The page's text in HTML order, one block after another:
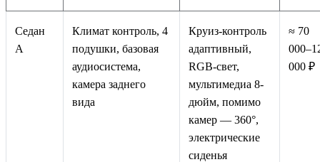
Седан
А
Климат контроль, 4
подушки, базовая
аудиосистема,
камера заднего
вида
Круиз-контроль
адаптивный,
RGB‑свет,
мультимедиа 8-
дюйм, помимо
камер — 360°,
электрические
сиденья
≈ 70
000 ₽